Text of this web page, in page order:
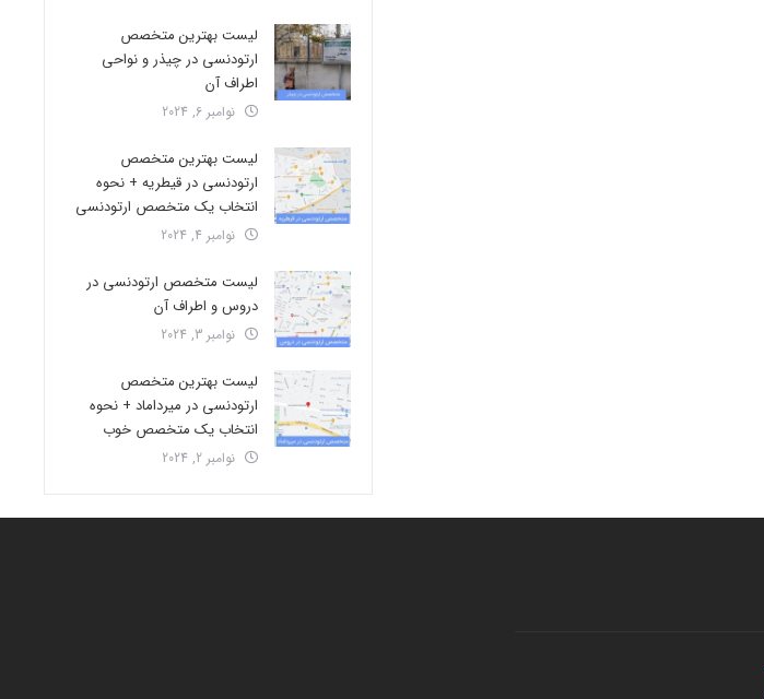
لیست بهترین متخصص
ارتودنسی در چیذر و نواحی
اطراف آن
نوامبر 6, 2024
لیست بهترین متخصص
ارتودنسی در قیطریه + نحوه
انتخاب یک متخصص ارتودنسی
نوامبر 4, 2024
لیست متخصص ارتودنسی در
دروس و اطراف آن
نوامبر 3, 2024
لیست بهترین متخصص
ارتودنسی در میرداماد + نحوه
انتخاب یک متخصص خوب
نوامبر 2, 2024